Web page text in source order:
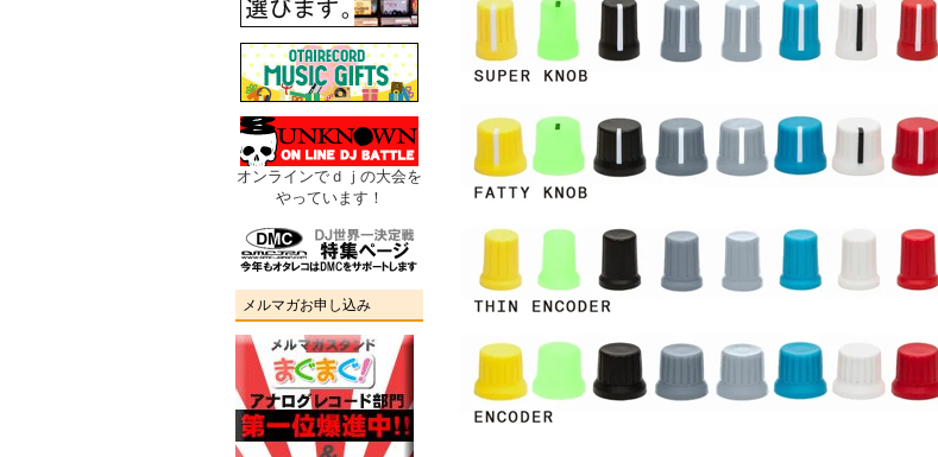
オンラインでｄｊの大会を
やっています！
メルマガお申し込み